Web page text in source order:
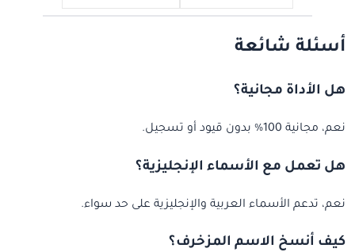
أسئلة شائعة
هل الأداة مجانية؟
نعم، مجانية 100% بدون قيود أو تسجيل.
هل تعمل مع الأسماء الإنجليزية؟
نعم، تدعم الأسماء العربية والإنجليزية على حد سواء.
كيف أنسخ الاسم المزخرف؟